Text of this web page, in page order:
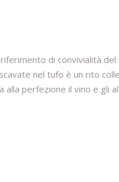
di convivialità
nel tufo è un rito
perfezione il vino e gli